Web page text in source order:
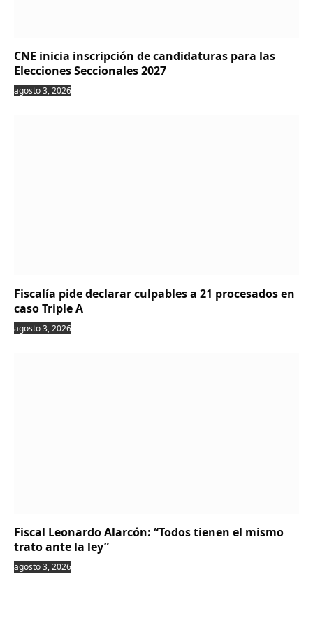
CNE inicia inscripción de candidaturas para las
Elecciones Seccionales 2027
agosto 3, 2026
Fiscalía pide declarar culpables a 21 procesados en
caso Triple A
agosto 3, 2026
Fiscal Leonardo Alarcón: “Todos tienen el mismo
trato ante la ley”
agosto 3, 2026